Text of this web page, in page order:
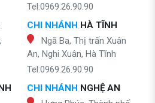
Tel:0969.26.90.90
CHI NHÁNH HÀ TĨNH
Ngã Ba, Thị trấn Xuân
An, Nghi Xuân, Hà Tĩnh
Tel:0969.26.90.90
CHI NHÁNH NGHỆ AN